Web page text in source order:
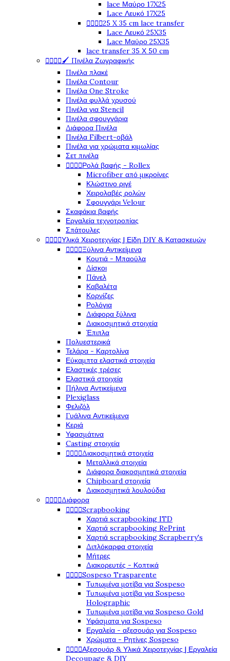
lace Μαύρο 17X25
Lace Λευκό 17X25
25 X 35 cm lace transfer
Lace Λευκό 25X35
Lace Μαύρο 25X35
lace transfer 35 Χ 50 cm
🖌️ Πινέλα Ζωγραφικής
Πινέλα πλακέ
Πινέλα Contour
Πινέλα One Stroke
Πινέλα φυλλά χρυσού
Πινέλα για Stencil
Πινέλα σφουγγάρια
Διάφορα Πινέλα
Πινέλα Filbert-οβάλ
Πινέλα για χρώματα κιμωλίας
Σετ πινέλα
Ρολά βαφής - Rollex
Microfiber από μικροίνες
Κλώστινο ριγέ
Χειρολαβές ρολών
Σφουγγάρι Velour
Σκαφάκια βαφής
Εργαλεία τεχνοτροπίας
Σπάτουλες
Υλικά Χειροτεχνίας | Είδη DIY & Κατασκευών
Ξύλινα Αντικείμενα
Κουτιά - Μπαούλα
Δίσκοι
Πάνελ
Καβαλέτα
Κορνίζες
Ρολόγια
Διάφορα ξύλινα
Διακοσμητικά στοιχεία
Έπιπλα
Πολυεστερικά
Τελάρα - Καρτολίνα
Εύκαμπτα ελαστικά στοιχεία
Ελαστικές τρέσες
Ελαστικά στοιχεία
Πήλινα Αντικείμενα
Plexiglass
Φελιζόλ
Γυάλινα Αντικείμενα
Κεριά
Υφασμάτινα
Casting στοιχεία
Διακοσμητικά στοιχεία
Μεταλλικά στοιχεία
Διάφορα διακοσμητικά στοιχεία
Chipboard στοιχεία
Διακοσμητικά λουλούδια
Διάφορα
Scrapbooking
Χαρτιά scrapbooking ITD
Χαρτιά scrapbooking RePrint
Χαρτιά scrapbooking Scrapberry's
Διπλόκαρφα στοιχεία
Μήτρες
Διακορευτές - Κοπτικά
Sospeso Trasparente
Τυπωμένα μοτίβα για Sospeso
Τυπωμένα μοτίβα για Sospeso
Holographic
Τυπωμένα μοτίβα για Sospeso Gold
Υφάσματα για Sospeso
Εργαλεία - αξεσουάρ για Sospeso
Χρώματα - Ρητίνες Sospeso
Αξεσουάρ & Υλικά Χειροτεχνίας | Εργαλεία
Decoupage & DIY